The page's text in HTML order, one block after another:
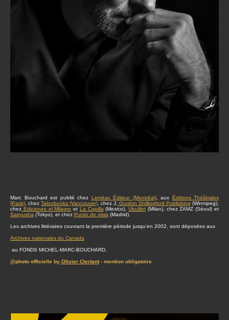
Marc Bouchard est publié chez Leméac Éditeur (Montréal), aux Éditions Théâtrales
(Paris) , chez Talonbooks (Vancouver) , chez J. Gordon Shillingford Publishing (Winnipeg),
chez Ediciones el Milagro et La Capilla (Mexico),Ubulibri (Milan), chez ZAMZ (Séoul) et
Sairyusha (Tokyo), et chez Punto de vista (Madrid).
Les archives littéraires couvrant la première période jusqu'en 2002, sont déposées aux
Archives nationales du Canada
au FONDS MICHEL-MARC-BOUCHARD.
@photo officielle by Olivier Clertant- mention obligatoire